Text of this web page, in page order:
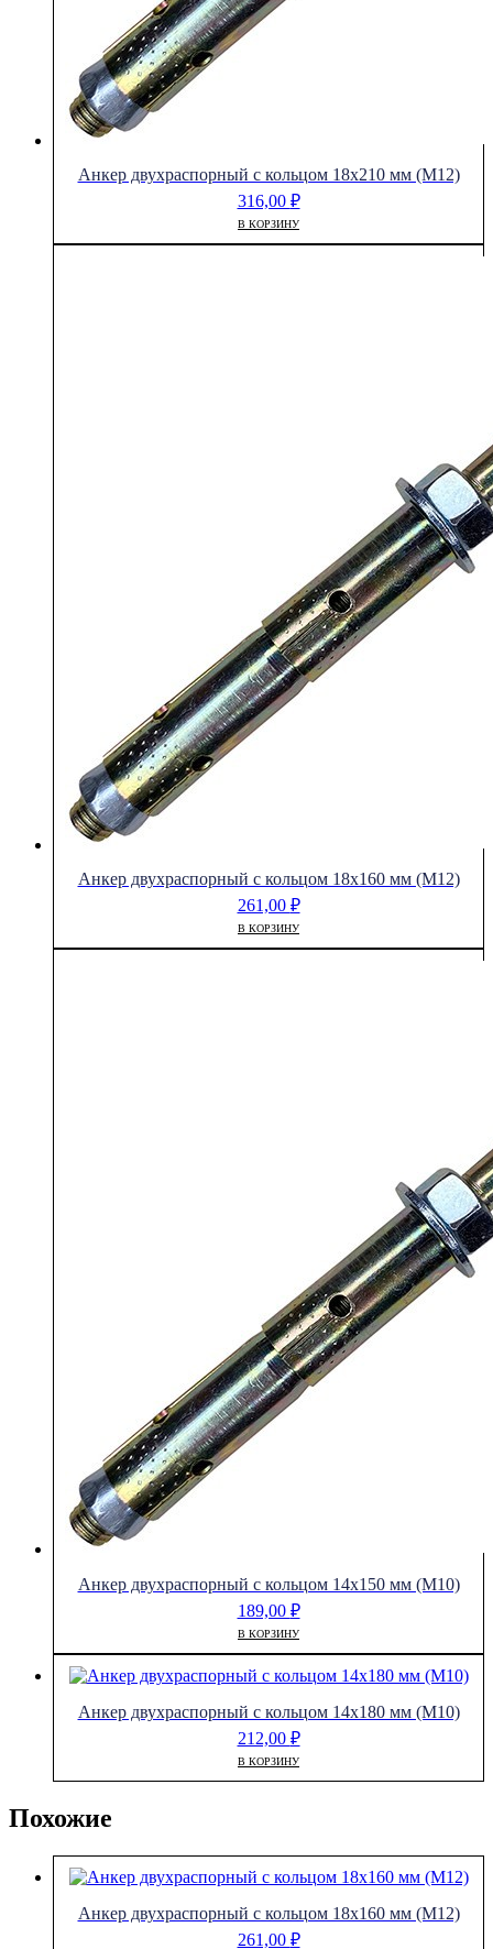
Анкер двухраспорный с кольцом 18х210 мм (М12)
316,00 ₽
В КОРЗИНУ
Анкер двухраспорный с кольцом 18х160 мм (М12)
261,00 ₽
В КОРЗИНУ
Анкер двухраспорный с кольцом 14х150 мм (М10)
189,00 ₽
В КОРЗИНУ
Анкер двухраспорный с кольцом 14х180 мм (М10)
212,00 ₽
В КОРЗИНУ
Похожие
Анкер двухраспорный с кольцом 18х160 мм (М12)
261,00 ₽